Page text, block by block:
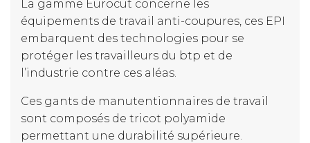
La gamme Eurocut concerne les
équipements de travail anti-coupures, ces EPI
embarquent des technologies pour se
protéger les travailleurs du btp et de
l’industrie contre ces aléas.
Ces gants de manutentionnaires de travail
sont composés de tricot polyamide
permettant une durabilité supérieure.